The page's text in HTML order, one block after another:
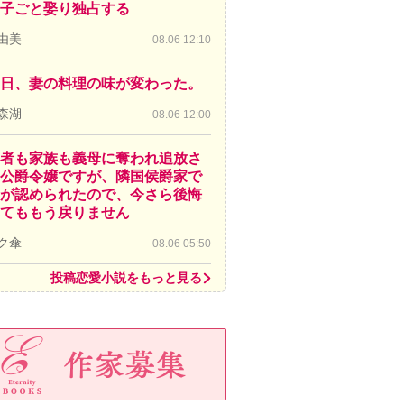
ごと娶り独占する
美 08.06 12:10
、妻の料理の味が変わった。
湖 08.06 12:00
も家族も義母に奪われ追放さ
爵令嬢ですが、隣国侯爵家で
認められたので、今さら後悔
ももう戻りません
傘 08.06 05:50
投稿恋愛小説をもっと見る